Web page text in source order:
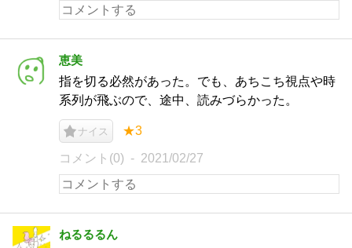
恵美
指を切る必然があった。でも、あちこち視点や時
系列が飛ぶので、途中、読みづらかった。
ナイス ★3
コメント(0) 2021/02/27
ねるるるん